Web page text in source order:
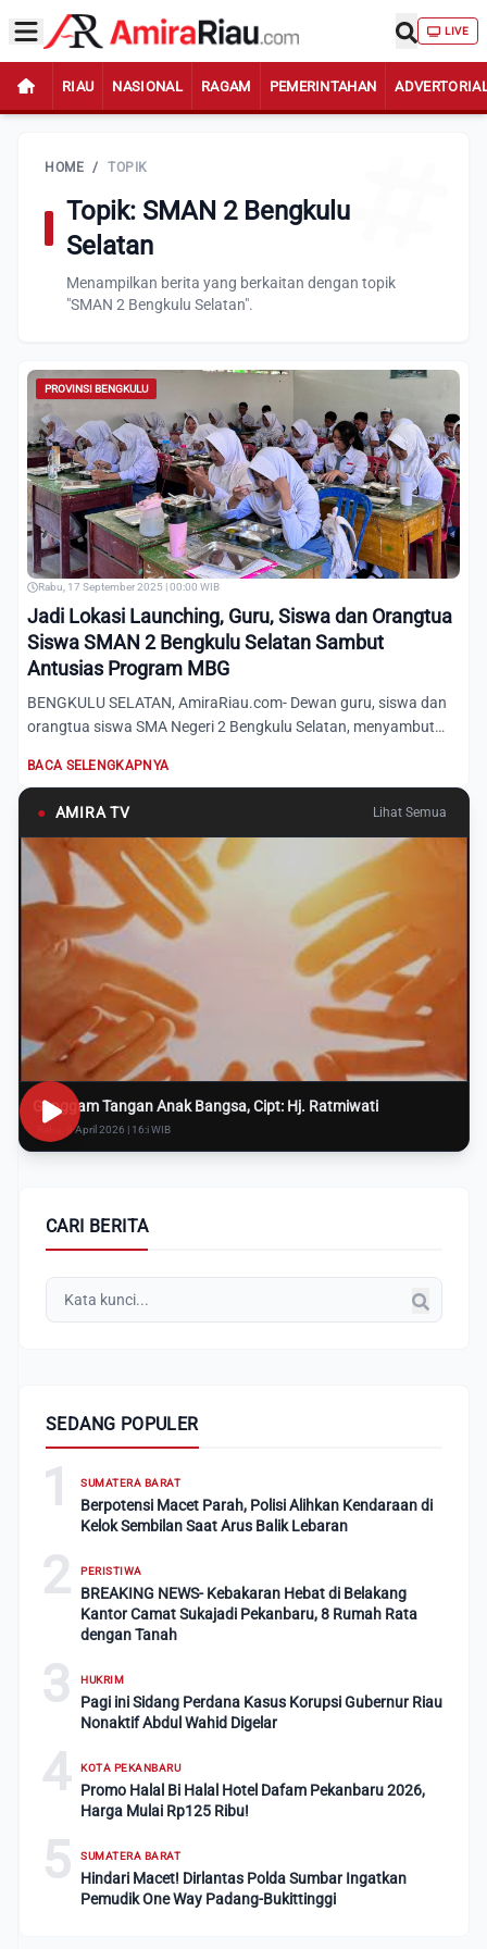
LIVE
RIAU NASIONAL RAGAM PEMERINTAHAN
HOME / TOPIK
Topik: SMAN 2 Bengkulu
Selatan
Menampilkan berita yang berkaitan dengan topik
"SMAN 2 Bengkulu Selatan".
PROVINSI BENGKULU
Rabu, 17 September 2025 | 00:00 WIB
Jadi Lokasi Launching, Guru, Siswa dan Orangtua
Siswa SMAN 2 Bengkulu Selatan Sambut
Antusias Program MBG
BENGKULU SELATAN, AmiraRiau.com- Dewan guru, siswa dan
orangtua siswa SMA Negeri 2 Bengkulu Selatan, menyambut
BACA SELENGKAPNYA
● AMIRA TV Lihat Semua
Genggam Tangan Anak Bangsa, Cipt: Hj. Ratmiwati
Rabu, 8 April 2026 | 16:i WIB
CARI BERITA
SEDANG POPULER
1 SUMATERA BARAT
Berpotensi Macet Parah, Polisi Alihkan Kendaraan di
Kelok Sembilan Saat Arus Balik Lebaran
2 PERISTIWA
BREAKING NEWS- Kebakaran Hebat di Belakang
Kantor Camat Sukajadi Pekanbaru, 8 Rumah Rata
dengan Tanah
3 HUKRIM
Pagi ini Sidang Perdana Kasus Korupsi Gubernur Riau
Nonaktif Abdul Wahid Digelar
4 KOTA PEKANBARU
Promo Halal Bi Halal Hotel Dafam Pekanbaru 2026,
Harga Mulai Rp125 Ribu!
5 SUMATERA BARAT
Hindari Macet! Dirlantas Polda Sumbar Ingatkan
Pemudik One Way Padang-Bukittinggi